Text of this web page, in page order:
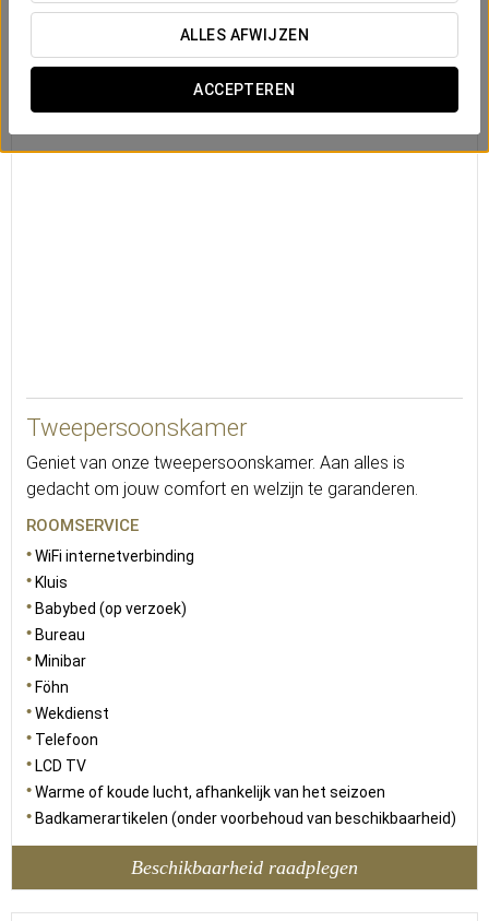
ALLES AFWIJZEN
ACCEPTEREN
Minibar
Tweepersoonskamer
Geniet van onze tweepersoonskamer. Aan alles is
gedacht om jouw comfort en welzijn te garanderen.
ROOMSERVICE
WiFi internetverbinding
Kluis
Babybed (op verzoek)
Bureau
Minibar
Föhn
Wekdienst
Telefoon
LCD TV
Warme of koude lucht, afhankelijk van het seizoen
Badkamerartikelen (onder voorbehoud van beschikbaarheid)
Beschikbaarheid raadplegen